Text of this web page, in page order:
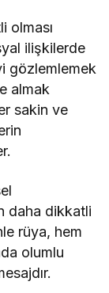
olması
ilişkilerde
gözlemlemek
almak
sakin ve
daha dikkatli
rüya, hem
olumlu